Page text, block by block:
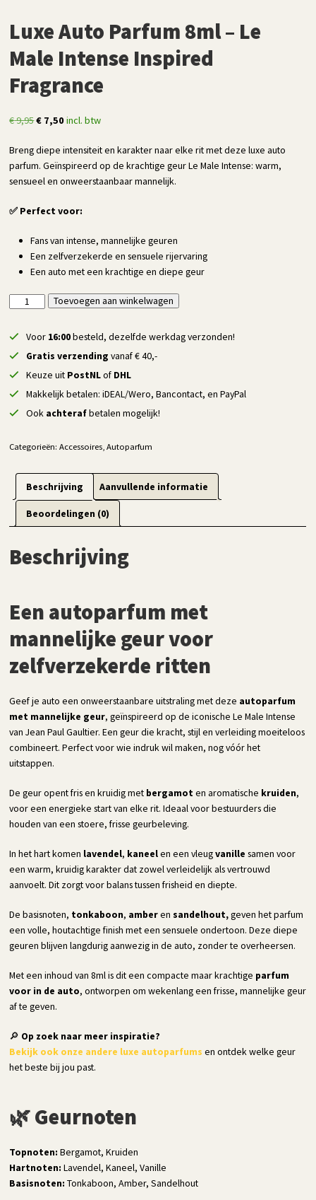
Luxe Auto Parfum 8ml – Le
Male Intense Inspired
Fragrance
€9,95Oorspronkelijke
was:
€ 9,95.
€ 7,50Huidige
is:
€ 7,50.
incl. btw
Breng diepe intensiteit en karakter naar elke rit met deze luxe auto
parfum. Geïnspireerd op de krachtige geur Le Male Intense: warm,
sensueel en onweerstaanbaar mannelijk.
✅ Perfect voor:
Fans van intense, mannelijke geuren
Een zelfverzekerde en sensuele rijervaring
Een auto met een krachtige en diepe geur
Luxe
Parfum
-
Le
Male
Intense
Toevoegen aan winkelwagen
Voor 16:00besteld, dezelfde werkdag verzonden!
Gratis verzending vanaf € 40,-
Keuze uit PostNLof DHL
Makkelijk betalen: iDEAL/Wero, Bancontact, en PayPal
Ook achterafbetalen mogelijk!
Categorieën:Accessoires ,Autoparfum
Beschrijving Aanvullende informatie
Beoordelingen (0)
Beschrijving
Een autoparfum met
mannelijke geur voor
zelfverzekerde ritten
Geef je auto een onweerstaanbare uitstraling met deze autoparfum
met mannelijke geur, geïnspireerd op de iconische Le Male Intense
van Jean Paul Gaultier. Een geur die kracht, stijl en verleiding moeiteloos
combineert. Perfect voor wie indruk wil maken, nog vóór het
uitstappen.
De geur opent fris en kruidig met bergamot en aromatische kruiden,
voor een energieke start van elke rit. Ideaal voor bestuurders die
houden van een stoere, frisse geurbeleving.
In het hart komen lavendel, kaneelen een vleugvanille samen voor
een warm, kruidig karakter dat zowel verleidelijk als vertrouwd
aanvoelt. Dit zorgt voor balans tussen frisheid en diepte.
De basisnoten, tonkaboon, amberensandelhout,geven het parfum
een volle, houtachtige finish met een sensuele ondertoon. Deze diepe
geuren blijven langdurig aanwezig in de auto, zonder te overheersen.
Met een inhoud van 8ml is dit een compacte maar krachtige parfum
voor in de auto, ontworpen om wekenlang een frisse, mannelijke geur
af te geven.
🔎 Op zoek naar meer inspiratie?
Bekijk ook onze andere luxe autoparfums en ontdek welke geur
het beste bij jou past.
🌿Geurnoten
Topnoten: Bergamot, Kruiden
Hartnoten: Lavendel, Kaneel, Vanille
Basisnoten: Tonkaboon, Amber, Sandelhout